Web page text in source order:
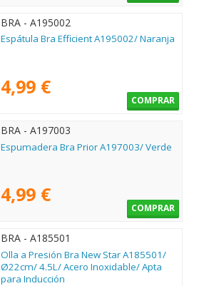
BRA - A195002
Espátula Bra Efficient A195002/ Naranja
4,99 €
COMPRAR
BRA - A197003
Espumadera Bra Prior A197003/ Verde
4,99 €
COMPRAR
BRA - A185501
Olla a Presión Bra New Star A185501/
Ø22cm/ 4.5L/ Acero Inoxidable/ Apta
para Inducción